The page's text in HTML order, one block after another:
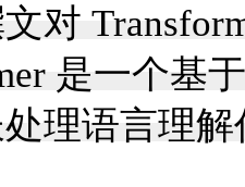
对
是一个基
理语言理解